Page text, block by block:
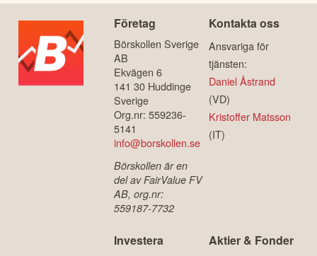
Företag
Börskollen Sverige
AB
Ekvägen 6
141 30 Huddinge
Sverige
Org.nr: 559236-
5141
info@borskollen.se
Börskollen är en
del av FairValue FV
AB, org.nr:
559187-7732
Kontakta oss
Ansvariga för
tjänsten:
Daniel Åstrand
(VD)
Kristoffer Matsson
(IT)
Investera Aktier & Fonder